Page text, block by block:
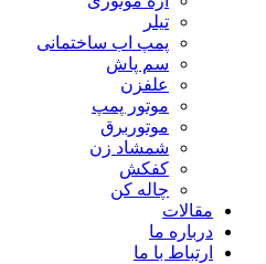
تیلر
پمپ اب ساختمانی
سم پاش
علفزن
موتور پمپ
موتوربرق
شمشاد زن
کفکش
چاله کن
مقالات
درباره ما
ارتباط با ما